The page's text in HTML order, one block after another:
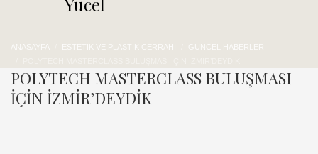
ANASAYFA ESTETIK VE PLASTIK CERRAHI
GÜNCEL HABERLER
POLYTECH MASTERCLASS BULUŞMASI
İÇİN İZMİR’DEYDİK